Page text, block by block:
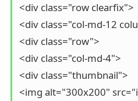
<div class="row clearfix">
<div class="col-md-12
<div class="row">
<div class="col-md-4">
<div class="thumbnail">
<img alt="300x200"